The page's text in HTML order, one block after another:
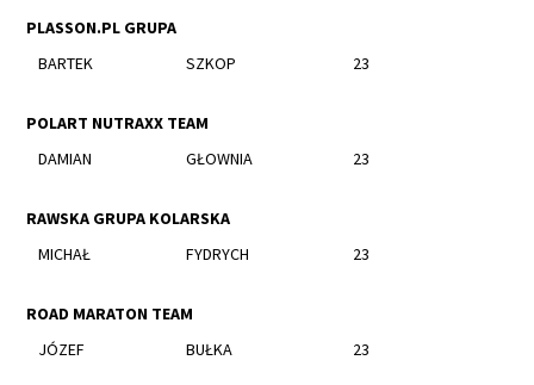
PLASSON.PL GRUPA
BARTEK
SZKOP 23
POLART NUTRAXX TEAM
DAMIAN
GŁOWNIA 23
RAWSKA GRUPA KOLARSKA
MICHAŁ
FYDRYCH 23
ROAD MARATON TEAM
JÓZEF
BUŁKA 23